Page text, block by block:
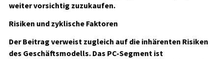
weiter vorsichtig zuzukaufen.
Risiken und zyklische Faktoren
Der Beitrag verweist zugleich auf die inhärenten Risiken
des Geschäftsmodells. Das PC-Segment ist